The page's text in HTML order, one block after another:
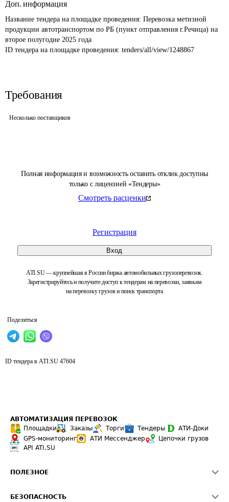
Полная информация и возможность оставить отклик доступны
только с лицензией «Тендеры»
Смотреть расценки
Регистрация
Вход
ATI.SU — крупнейшая в России биржа автомобильных грузоперевозок.
Зарегистрируйтесь и получите доступ к тендерам на перевозки, заявкам
на перевозку грузов и поиск транспорта
Поделиться
Доп. информация
Название тендера на площадке проведения: Перевозка метизной
продукции автотранспортом по РБ (пункт отправления г.Речица) на
второе полугодие 2025 года
ID тендера на площадке проведения: tenders/all/view/1248867
Требования
Несколько поставщиков
ID тендера в ATI.SU 47604
АВТОМАТИЗАЦИЯ ПЕРЕВОЗОК
Площадки
Заказы Торги Тендеры
АТИ-Доки
GPS-мониторинг
АТИ Мессенджер
Цепочки грузов
API ATI.SU
ПОЛЕЗНОЕ
БЕЗОПАСНОСТЬ